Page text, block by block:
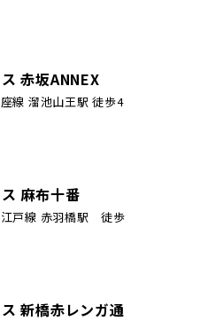
赤坂ANNEX
線 溜池山王駅 徒歩4
麻布十番
戸線 赤羽橋駅 徒歩
新橋赤レンガ通